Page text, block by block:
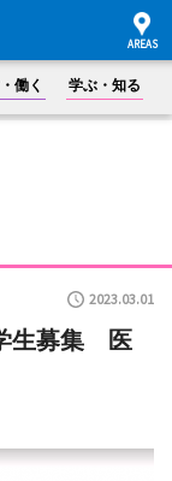
働く 学ぶ・知る
2023.03.01
生募集 医